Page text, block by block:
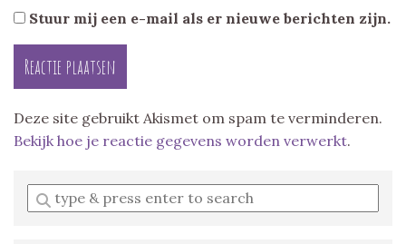
Stuur mij een e-mail als er nieuwe berichten zijn.
Deze site gebruikt Akismet om spam te verminderen.
Bekijk hoe je reactie gegevens worden verwerkt.
Enter
a